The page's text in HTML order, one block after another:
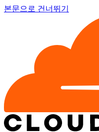
본문으로 건너뛰기